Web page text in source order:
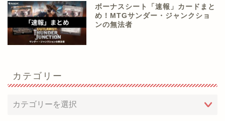
ボーナスシート「速報」カードまと
め！MTGサンダー・ジャンクショ
ンの無法者
カテゴリー